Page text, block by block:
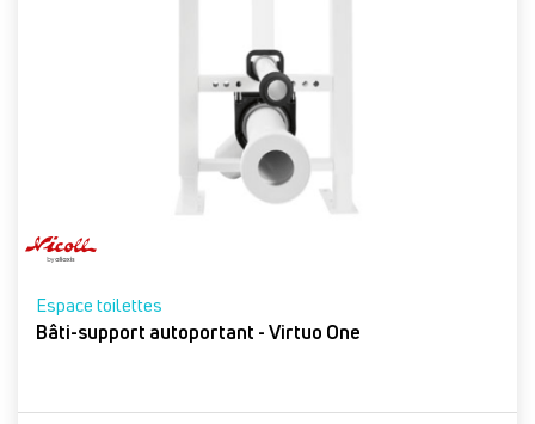
Espace toilettes
Bâti-support autoportant - Virtuo One